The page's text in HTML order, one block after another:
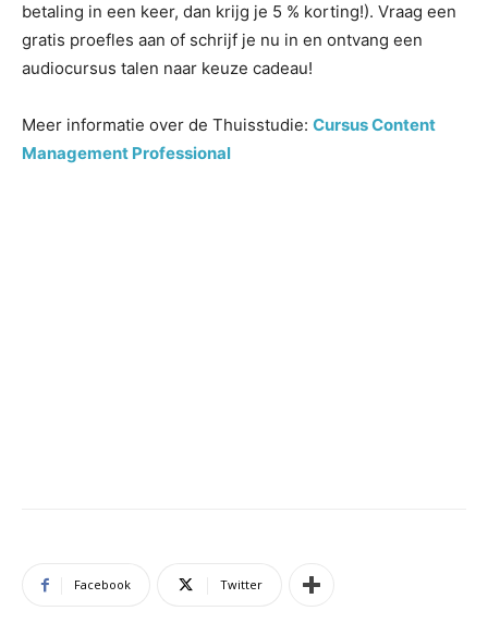
betaling in een keer, dan krijg je 5 % korting!). Vraag een
gratis proefles aan of schrijf je nu in en ontvang een
audiocursus talen naar keuze cadeau!
Meer informatie over de Thuisstudie: Cursus Content
Management Professional
Facebook Twitter